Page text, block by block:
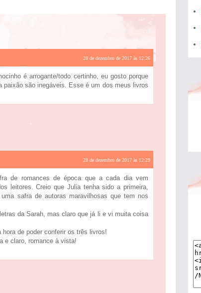
28 de dezembro de 2017 às 12:26
é arrogante/todo certinho, eu gosto porque
são inegáveis. Esse é um dos meus livros
28 de dezembro de 2017 às 12:29
de romances de época que a cada dia vem
leitores. Creio que Julia tenha sido a primeira,
safra de autoras maravilhosas que tem nos
da Sarah, mas claro que já li e vi muita coisa
de poder conferir os três livros!
e claro, romance à vista!